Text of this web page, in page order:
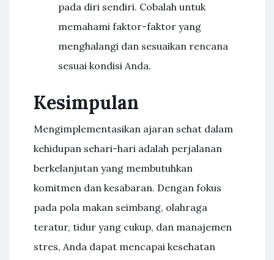
pada diri sendiri. Cobalah untuk
memahami faktor-faktor yang
menghalangi dan sesuaikan rencana
sesuai kondisi Anda.
Kesimpulan
Mengimplementasikan ajaran sehat dalam
kehidupan sehari-hari adalah perjalanan
berkelanjutan yang membutuhkan
komitmen dan kesabaran. Dengan fokus
pada pola makan seimbang, olahraga
teratur, tidur yang cukup, dan manajemen
stres, Anda dapat mencapai kesehatan